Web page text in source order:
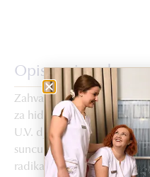
Opis proizvoda
Zahvaljujući formuli
za hidraciju, obnovu lipida
U.V. djeluje smirujuće i
suncu. Usporava starenje
radikala.